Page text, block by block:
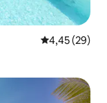
Gemiddelde
4,45 (29)